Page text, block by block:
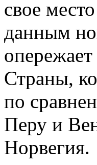
свое
данным
Страны,
по
Перу и
Норвегия.